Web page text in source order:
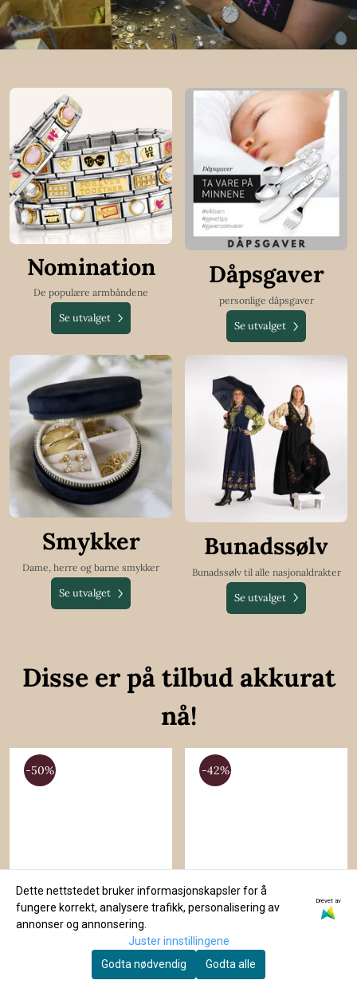
Nomination
De populære armbåndene
Se utvalget
Dåpsgaver
personlige dåpsgaver
Se utvalget
Smykker
Dame, herre og barne smykker
Se utvalget
Bunadssølv
Bunadssølv til alle nasjonaldrakter
Se utvalget
Disse er på tilbud akkurat
nå!
-50% -42%
Dette nettstedet bruker informasjonskapsler for å
fungere korrekt, analysere trafikk, personalisering av
annonser og annonsering.
Drevet av
Juster innstillingene
Godta nødvendig
Godta alle